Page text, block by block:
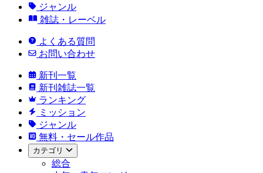
ジャンル
雑誌・レーベル
よくある質問
お問い合わせ
新刊一覧
新刊雑誌一覧
ランキング
ミッション
ジャンル
無料・セール作品
カテゴリ
総合